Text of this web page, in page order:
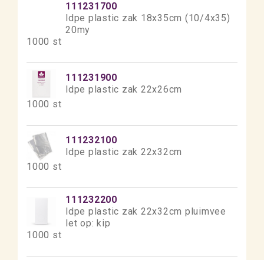
111231700
ldpe plastic zak 18x35cm (10/4x35)
20my
1000 st
111231900
ldpe plastic zak 22x26cm
1000 st
111232100
ldpe plastic zak 22x32cm
1000 st
111232200
ldpe plastic zak 22x32cm pluimvee
let op: kip
1000 st